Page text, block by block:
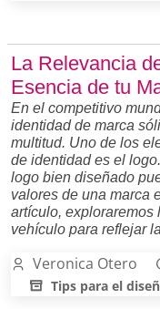
La Relevancia
Esencia de tu
En el competitivo
identidad de marca
multitud. Uno de los
de identidad es el
logo bien diseñado
valores de una marca
artículo, exploraremos
vehículo para reflejar
Veronica Otero
Tips para el